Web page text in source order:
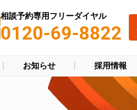
相談予約専用フリーダイヤル
0120-69-8822
お知らせ 採用情報